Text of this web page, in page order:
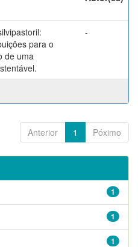
para o
de uma
-
Anterior 1 Póximo
1
1
1